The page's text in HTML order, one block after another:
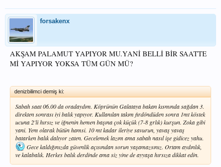
forsakenx
AKŞAM PALAMUT YAPIYOR MU.YANİ BELLİ BİR SAATTE
Mİ YAPIYOR YOKSA TÜM GÜN MÜ?
denizbilimci demiş ki:
Sabah saat 06.00 da oradaydım. Köprünün Galataya bakan kısmında sağdan 3.
direkten sonrası iyi balık yapıyor. Kullanılan takım fırdöndüden sonra 1mt köstek
ucuna 2'li hırsız ve iğnenin hemen başına çok küçük (7-8 grlık) kurşun. Zoka gibi
yani. Yem olarak bütün hamsi. 10 mt kadar ileriye savurun, yavaş yavaş
batarken balık dalıyor zaten. Gecelemek lazım ama sabah nasıl işe gidicez yahu.
Gece kaldığınızda güvenlik açısından sorun yaşamazsınız. Ortam aydınlık,
ve kalabalık. Herkes balık derdinde ama siz yine de ayyaşa hırsıza dikkat edin.